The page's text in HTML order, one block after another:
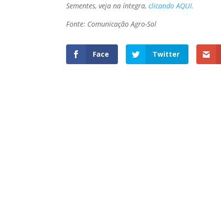
Sementes, veja na íntegra,clicando AQUI.
Fonte: Comunicação Agro-Sol
Face Twitter